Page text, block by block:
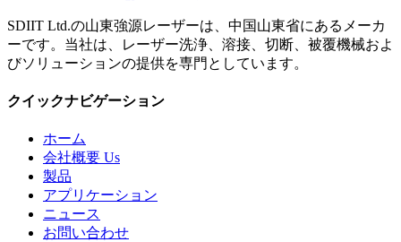
SDIIT Ltd.の山東強源レーザーは、中国山東省にあるメーカ
ーです。当社は、レーザー洗浄、溶接、切断、被覆機械およ
びソリューションの提供を専門としています。
クイックナビゲーション
ホーム
会社概要 Us
製品
アプリケーション
ニュース
お問い合わせ